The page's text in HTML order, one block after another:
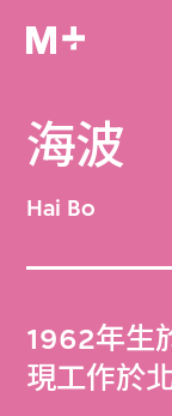
海波
Hai Bo
1962年生
現工作於